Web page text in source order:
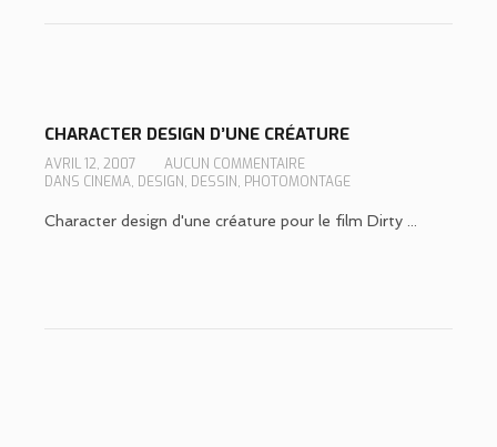
CHARACTER DESIGN D’UNE CRÉATURE
AVRIL 12, 2007
AUCUN COMMENTAIRE
DANS CINEMA, DESIGN, DESSIN, PHOTOMONTAGE
Character design d'une créature pour le film Dirty ...